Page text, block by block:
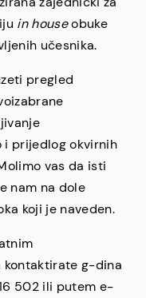
in houseobuke
učesnika.
pregled
i prijedlog okvirnih
vas da isti
nam na dole
koji je naveden.
kontaktirate g-dina
502 ili putem e-